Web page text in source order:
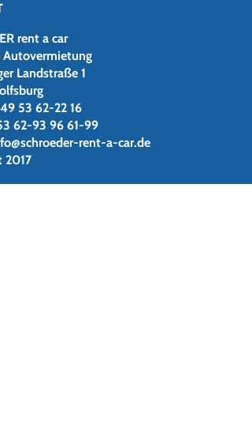
rent a car
Autovermietung
Landstraße 1
53 62-22 16
62-93 96 61-99
rent-a-car.de
2017